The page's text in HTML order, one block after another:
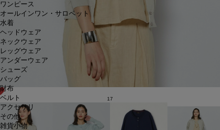
ワンピース
オールインワン・サロペット
水着
ヘッドウェア
ネックウェア
レッグウェア
アンダーウェア
シューズ
バッグ
財布
ベルト
アクセサリ
その他
雑貨小物
17